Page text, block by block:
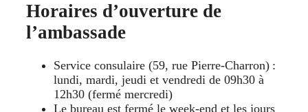
Horaires d’ouverture de
l’ambassade
Service consulaire (59, rue Pierre‑Charron) :
lundi, mardi, jeudi et vendredi de 09h30 à
12h30 (fermé mercredi)
Le bureau est fermé le week-end et les jours